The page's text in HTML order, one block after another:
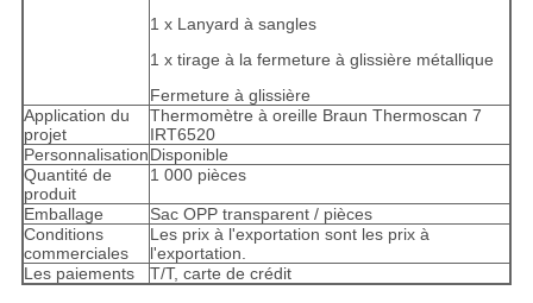
1 x Lanyard à sangles
1 x tirage à la fermeture à glissière métallique
Fermeture à glissière
Application du
projet
Thermomètre à oreille Braun Thermoscan 7
IRT6520
PersonnalisationDisponible
Quantité de
produit
1 000 pièces
Emballage
Sac OPP transparent / pièces
Conditions
commerciales
Les prix à l'exportation sont les prix à
l'exportation.
Les paiements
T/T, carte de crédit